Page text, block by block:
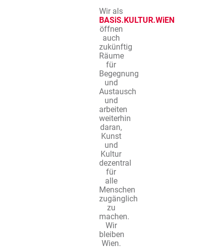
Wir als
BASiS.KULTUR.WiEN
öffnen
auch
zukünftig
Räume
für
Begegnung
und
Austausch
und
arbeiten
weiterhin
daran,
Kunst
und
Kultur
dezentral
für
alle
Menschen
zugänglich
zu
machen.
Wir
bleiben
Wien.